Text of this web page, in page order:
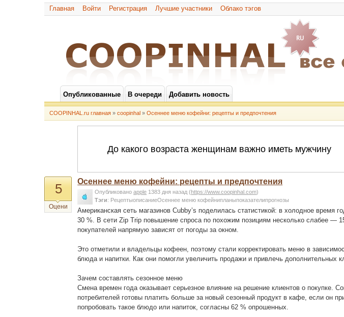
Главная Войти Регистрация Лучшие участники Облако тэгов
Опубликованные В очереди Добавить новость
COOPINHAL.ru главная »coopinhal »Осеннее меню кофейни: рецепты и предпочтения
5
Оцени
Осеннее меню кофейни: рецепты и предпочтения
Опубликованоapple 1383 дня назад(https://www.coopinhal.com)
Тэги: РецептыописаниеОсеннее меню кофейнипланыпоказателипрогнозы
Американская сеть магазинов Cubby’s поделилась статистикой: в холодное время
30 %. В сети Zip Trip повышение спроса по похожим позициям несколько слабее —
покупателей напрямую зависят от погоды за окном.
Это отметили и владельцы кофеен, поэтому стали корректировать меню в
блюда и напитки. Как они помогли увеличить продажи и привлечь дополнительных
Зачем составлять сезонное меню
Смена времен года оказывает серьезное влияние на решение клиентов о покупке.
потребителей готовы платить больше за новый сезонный продукт в кафе, если он
попробовать такое блюдо или напиток, согласны 62 % опрошенных.